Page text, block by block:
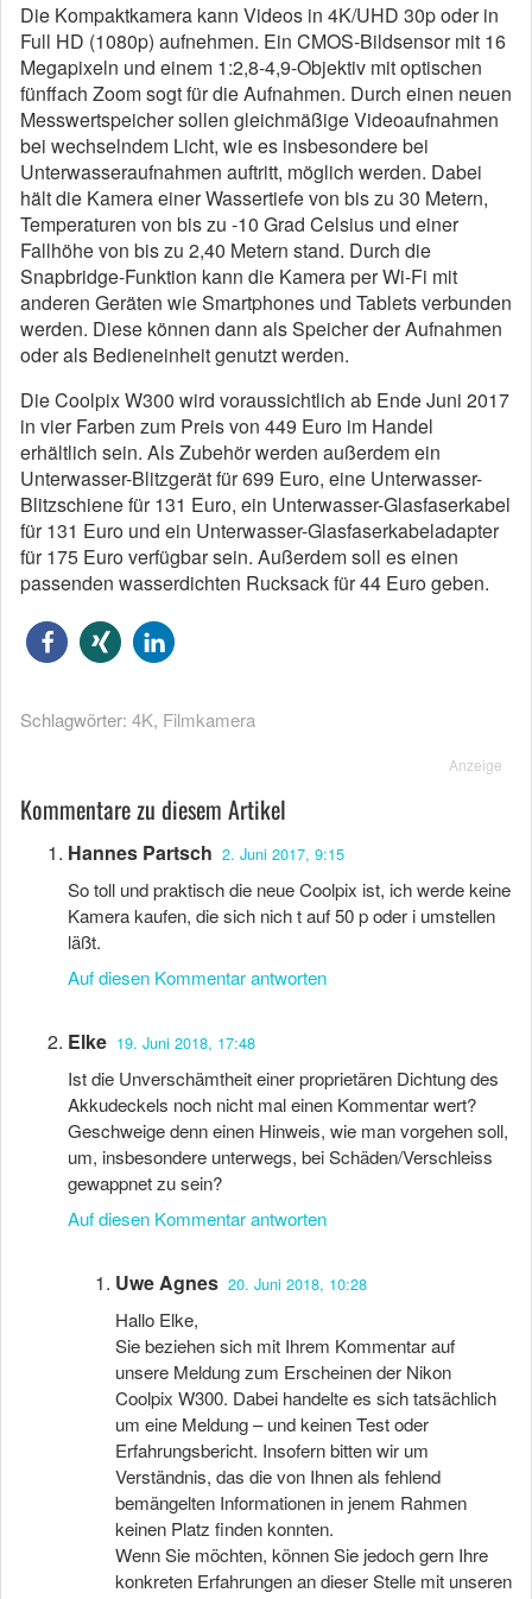
Die Kompaktkamera kann Videos in 4K/UHD 30p oder in
Full HD (1080p) aufnehmen. Ein CMOS-Bildsensor mit 16
Megapixeln und einem 1:2,8-4,9-Objektiv mit optischen
fünffach Zoom sogt für die Aufnahmen. Durch einen neuen
Messwertspeicher sollen gleichmäßige Videoaufnahmen
bei wechselndem Licht, wie es insbesondere bei
Unterwasseraufnahmen auftritt, möglich werden. Dabei
hält die Kamera einer Wassertiefe von bis zu 30 Metern,
Temperaturen von bis zu -10 Grad Celsius und einer
Fallhöhe von bis zu 2,40 Metern stand. Durch die
Snapbridge-Funktion kann die Kamera per Wi-Fi mit
anderen Geräten wie Smartphones und Tablets verbunden
werden. Diese können dann als Speicher der Aufnahmen
oder als Bedieneinheit genutzt werden.
Die Coolpix W300 wird voraussichtlich ab Ende Juni 2017
in vier Farben zum Preis von 449 Euro im Handel
erhältlich sein. Als Zubehör werden außerdem ein
Unterwasser-Blitzgerät für 699 Euro, eine Unterwasser-
Blitzschiene für 131 Euro, ein Unterwasser-Glasfaserkabel
für 131 Euro und ein Unterwasser-Glasfaserkabeladapter
für 175 Euro verfügbar sein. Außerdem soll es einen
passenden wasserdichten Rucksack für 44 Euro geben.
Schlagwörter: 4K, Filmkamera
Anzeige
Kommentare zu diesem Artikel
Hannes Partsch 2. Juni 2017, 9:15
So toll und praktisch die neue Coolpix ist, ich werde keine
Kamera kaufen, die sich nich t auf 50 p oder i umstellen
läßt.
Auf diesen Kommentar antworten
Elke 19. Juni 2018, 17:48
Ist die Unverschämtheit einer proprietären Dichtung des
Akkudeckels noch nicht mal einen Kommentar wert?
Geschweige denn einen Hinweis, wie man vorgehen soll,
um, insbesondere unterwegs, bei Schäden/Verschleiss
gewappnet zu sein?
Auf diesen Kommentar antworten
Uwe Agnes 20. Juni 2018, 10:28
Hallo Elke,
Sie beziehen sich mit Ihrem Kommentar auf
unsere Meldung zum Erscheinen der Nikon
Coolpix W300. Dabei handelte es sich tatsächlich
um eine Meldung – und keinen Test oder
Erfahrungsbericht. Insofern bitten wir um
Verständnis, das die von Ihnen als fehlend
bemängelten Informationen in jenem Rahmen
keinen Platz finden konnten.
Wenn Sie möchten, können Sie jedoch gern Ihre
konkreten Erfahrungen an dieser Stelle mit unseren